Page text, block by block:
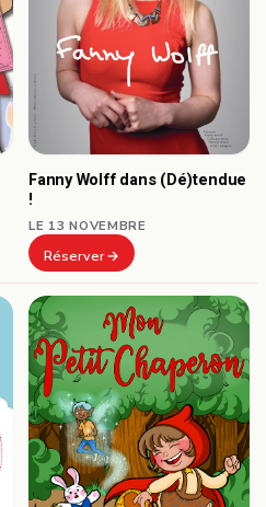
Fanny Wolff dans (Dé)tendue
!
LE 13 NOVEMBRE
Réserver